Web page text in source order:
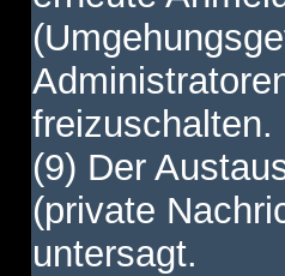
freizuschalten.
(9) Der
(private
untersagt.